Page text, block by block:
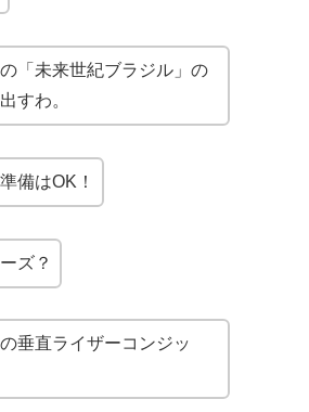
「未来世紀ブラジル」の
すわ。
備はOK！
ズ？
垂直ライザーコンジッ